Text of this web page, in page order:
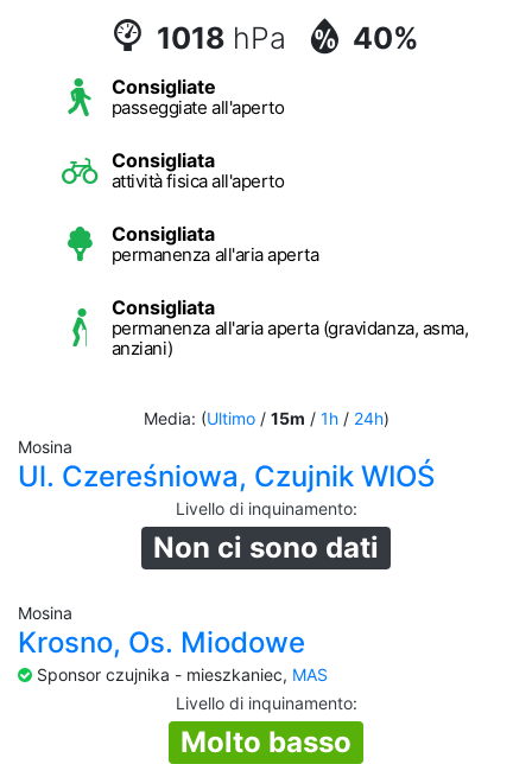
1018 hPa 40%
Consigliate
passeggiate all'aperto
Consigliata
attività fisica all'aperto
Consigliata
permanenza all'aria aperta
Consigliata
permanenza all'aria aperta (gravidanza, asma,
anziani)
Media: (Ultimo/ 15m / 1h/ 24h)
Mosina
Ul. Czereśniowa, Czujnik WIOŚ
Livello di inquinamento:
Non ci sono dati
Mosina
Krosno, Os. Miodowe
Sponsor czujnika - mieszkaniec, MAS
Livello di inquinamento:
Molto basso